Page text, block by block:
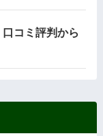
コミ評判から